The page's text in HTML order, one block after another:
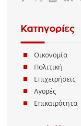
Κατηγορίες
Οικονομία
Πολιτική
Επιχειρήσεις
Αγορές